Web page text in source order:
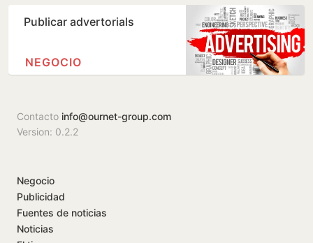
Publicar advertorials
NEGOCIO
Contacto info@ournet-group.com
Version: 0.2.2
Negocio
Publicidad
Fuentes de noticias
Noticias